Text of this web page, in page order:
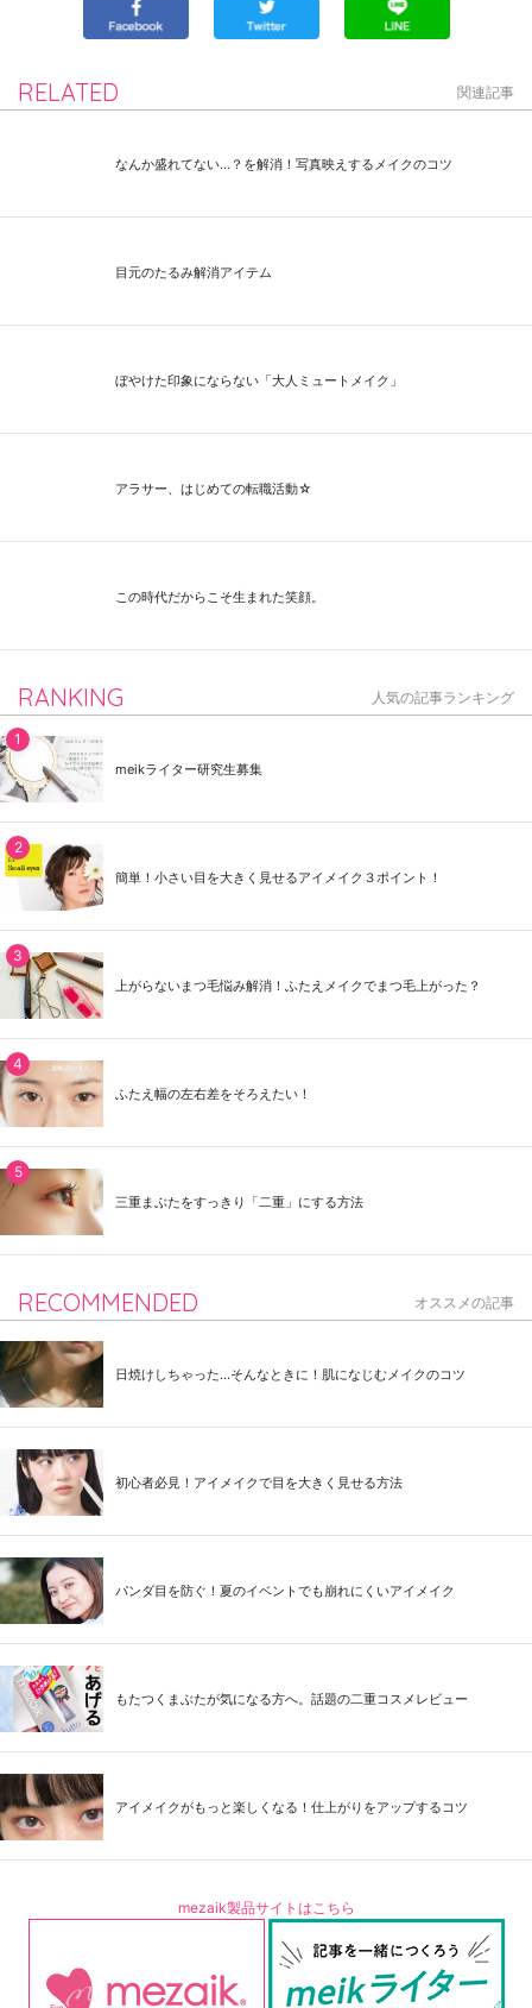
RELATED 関連記事
なんか盛れてない…？を解消！写真映えするメイクのコツ
目元のたるみ解消アイテム
ぼやけた印象にならない「大人ミュートメイク」
アラサー、はじめての転職活動☆
この時代だからこそ生まれた笑顔。
RANKING 人気の記事ランキング
meikライター研究生募集
簡単！小さい目を大きく見せるアイメイク３ポイント！
上がらないまつ毛悩み解消！ふたえメイクでまつ毛上がった？
ふたえ幅の左右差をそろえたい！
三重まぶたをすっきり「二重」にする方法
RECOMMENDED オススメの記事
日焼けしちゃった...そんなときに！肌になじむメイクのコツ
初心者必見！アイメイクで目を大きく見せる方法
パンダ目を防ぐ！夏のイベントでも崩れにくいアイメイク
もたつくまぶたが気になる方へ。話題の二重コスメレビュー
アイメイクがもっと楽しくなる！仕上がりをアップするコツ
mezaik製品サイトはこちら